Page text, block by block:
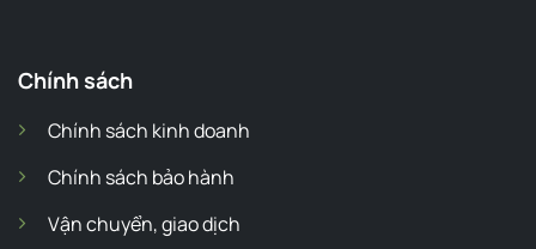
Chính sách
Chính sách kinh doanh
Chính sách bảo hành
Vận chuyển, giao dịch